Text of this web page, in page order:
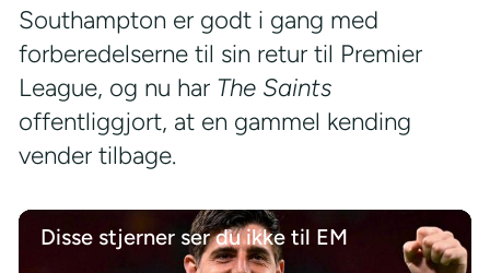
Southampton er godt i gang med
forberedelserne til sin retur til Premier
League, og nu har The Saints
offentliggjort, at en gammel kending
vender tilbage.
Disse stjerner ser du ikke til EM